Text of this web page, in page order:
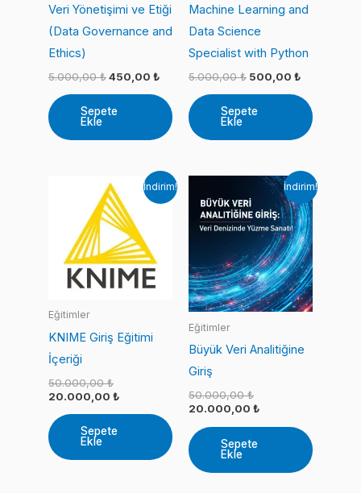
Veri Yönetişimi ve Etiği
(Data Governance and
Ethics)
5.000,00₺Orijinal
5.000,00 ₺.
450,00 ₺Şu
fiyat:
450,00 ₺.
Sepete
Ekle
Machine Learning and
Data Science
Specialist with Python
5.000,00₺ Orijinal
5.000,00 ₺.
500,00 ₺Şu
fiyat:
500,00 ₺.
Sepete
Ekle
İndirim!
Eğitimler
KNIME Giriş Eğitimi
İçeriği
50.000,00₺Orijinal
fiyat:
20.000,00 ₺Şu
20.000,00 ₺.
Sepete
Ekle
İndirim!
Eğitimler
Büyük Veri Analitiğine
Giriş
50.000,00₺Orijinal
fiyat:
20.000,00 ₺Şu
20.000,00 ₺.
Sepete
Ekle